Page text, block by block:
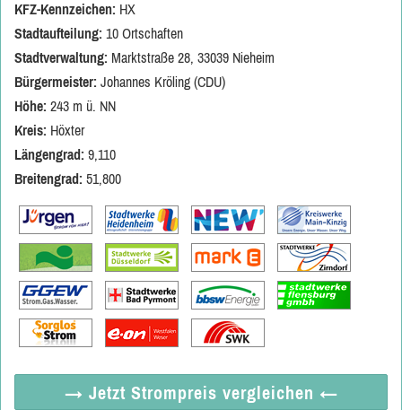
KFZ-Kennzeichen: HX
Stadtaufteilung: 10 Ortschaften
Stadtverwaltung: Marktstraße 28, 33039 Nieheim
Bürgermeister: Johannes Kröling (CDU)
Höhe: 243 m ü. NN
Kreis: Höxter
Längengrad: 9,110
Breitengrad: 51,800
→ Jetzt Strompreis vergleichen ←